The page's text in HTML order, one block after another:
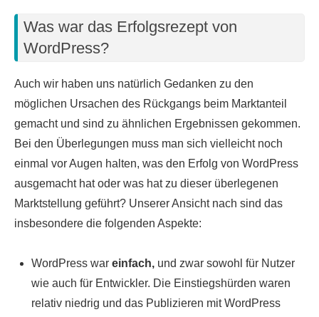
Was war das Erfolgsrezept von
WordPress?
Auch wir haben uns natürlich Gedanken zu den
möglichen Ursachen des Rückgangs beim Marktanteil
gemacht und sind zu ähnlichen Ergebnissen gekommen.
Bei den Überlegungen muss man sich vielleicht noch
einmal vor Augen halten, was den Erfolg von WordPress
ausgemacht hat oder was hat zu dieser überlegenen
Marktstellung geführt? Unserer Ansicht nach sind das
insbesondere die folgenden Aspekte:
WordPress war einfach, und zwar sowohl für Nutzer
wie auch für Entwickler. Die Einstiegshürden waren
relativ niedrig und das Publizieren mit WordPress